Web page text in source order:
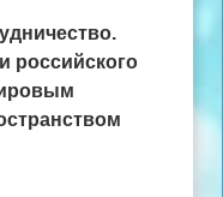
российского